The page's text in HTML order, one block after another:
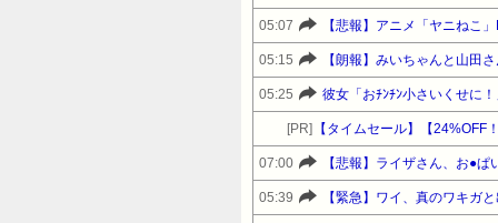
05:07 【悲報】アニメ「ヤニねこ
05:15 【朗報】みいちゃんと山田
05:25 彼女「おﾁﾝﾁﾝ小さいくせに
[PR]
07:00 【悲報】ライザさん、お●
05:39 【緊急】ワイ、真のワキガ